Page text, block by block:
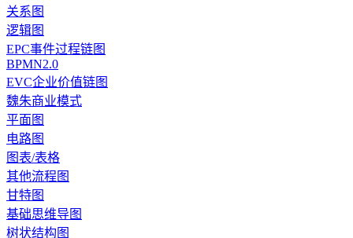
关系图
逻辑图
EPC事件过程链图
BPMN2.0
EVC企业价值链图
魏朱商业模式
平面图
电路图
图表/表格
其他流程图
甘特图
基础思维导图
树状结构图